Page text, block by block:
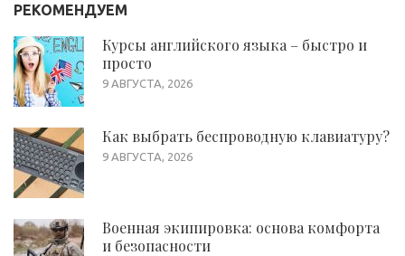
РЕКОМЕНДУЕМ
Курсы английского языка – быстро и
просто
9 АВГУСТА, 2026
Как выбрать беспроводную клавиатуру?
9 АВГУСТА, 2026
Военная экипировка: основа комфорта
и безопасности